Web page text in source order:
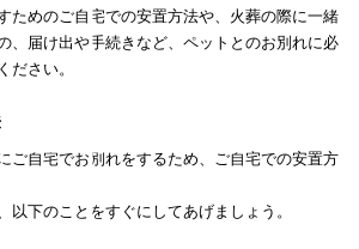
ためのご自宅での安置方法や、火葬の際に一緒
、届け出や手続きなど、ペットとのお別れに必
ださい。
ご自宅でお別れをするため、ご自宅での安置方
以下のことをすぐにしてあげましょう。